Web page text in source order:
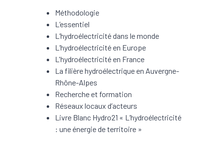
Méthodologie
L’essentiel
L’hydroélectricité dans le monde
L’hydroélectricité en Europe
L'hydroélectricité en France
La filière hydroélectrique en Auvergne-
Rhône-Alpes
Recherche et formation
Réseaux locaux d’acteurs
Livre Blanc Hydro21 « L’hydroélectricité
: une énergie de territoire »